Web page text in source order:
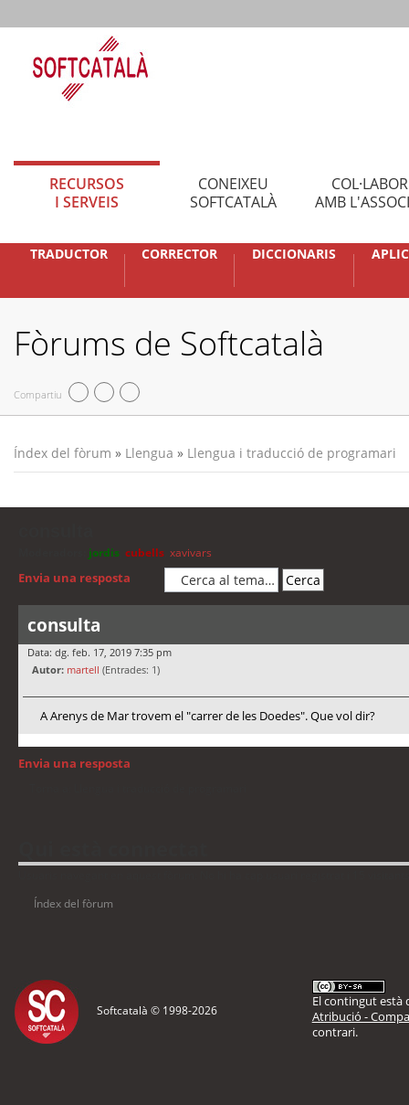
RECURSOS
I SERVEIS
CONEIXEU
SOFTCATALÀ
AMB
TRADUCTOR CORRECTOR DICCIONARIS
Fòrums de Softcatalà
Compartiu
Índex del fòrum » Llengua » Llengua i traducció de programari
jordis cubells xavivars
Envia una resposta
consulta
Data: dg. feb. 17, 2019 7:35 pm
Autor: martell (Entrades: 1)
A Arenys de Mar trovem el "carrer de les Doedes". Que vol dir?
Envia una resposta
Índex del fòrum
Softcatalà © 1998-2026
El contingut està
Atribució -
contrari.